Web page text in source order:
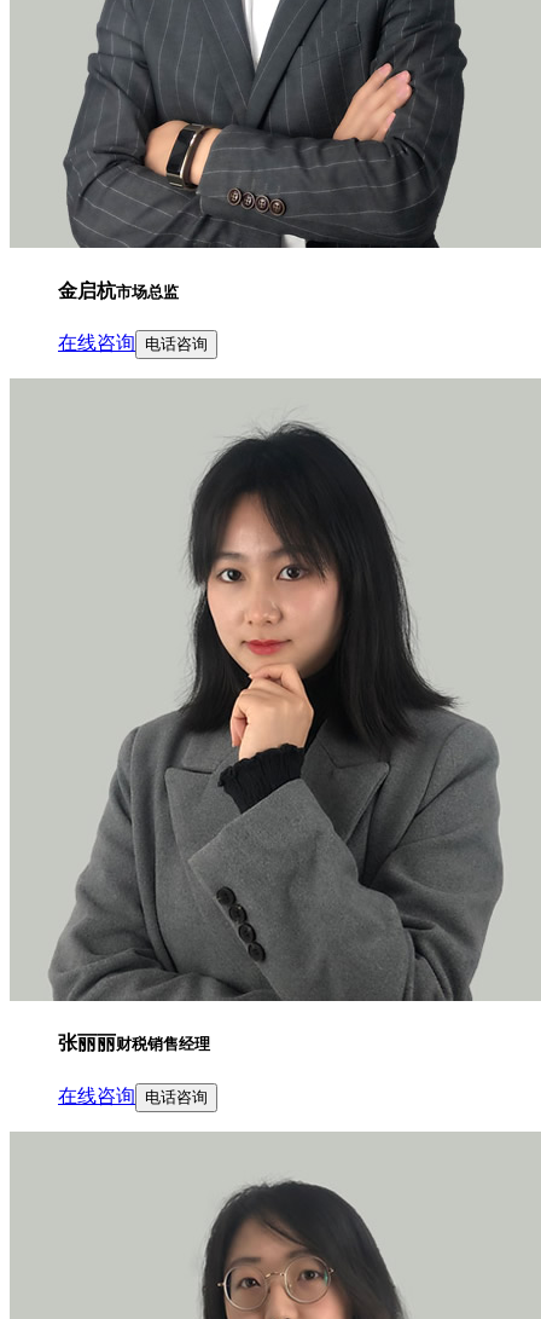
金启杭市场总监
在线咨询 电话咨询
张丽丽财税销售经理
在线咨询 电话咨询